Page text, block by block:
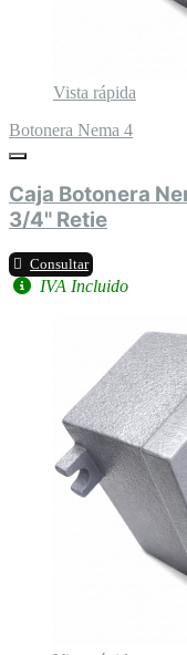
Vista rápida
Botonera Nema 4
Caja Botonera
3/4" Retie
Consultar
IVA Incluido